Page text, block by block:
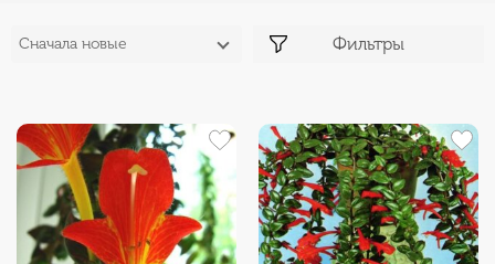
Сначала новые Фильтры